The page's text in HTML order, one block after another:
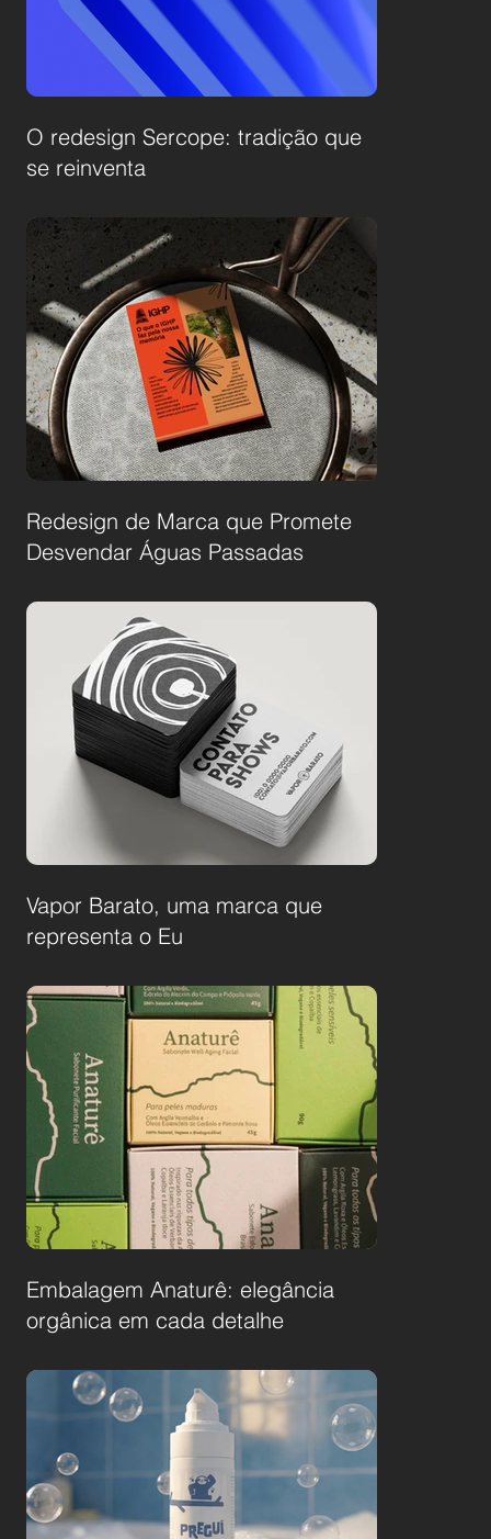
O redesign Sercope: tradição que
se reinventa
Redesign de Marca que Promete
Desvendar Águas Passadas
Vapor Barato, uma marca que
representa o Eu
Embalagem Anaturê: elegância
orgânica em cada detalhe